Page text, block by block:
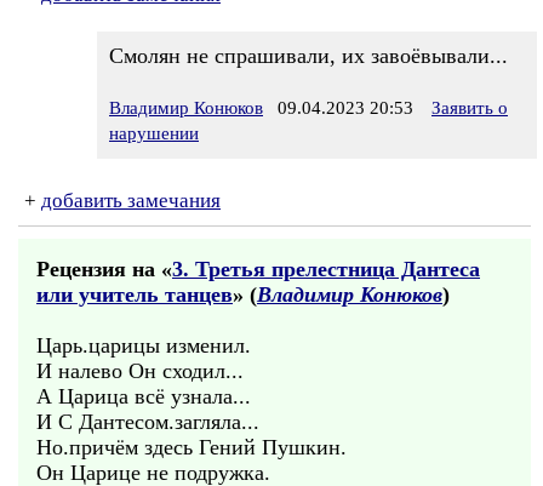
Смолян не спрашивали, их завоёвывали...
Владимир Конюков 09.04.2023 20:53
Заявить о
нарушении
+ добавить замечания
Рецензия на «3. Третья прелестница Дантеса
или учитель танцев» (Владимир Конюков)
Царь.царицы изменил.
И налево Он сходил...
А Царица всё узнала...
И С Дантесом.загляла...
Но.причём здесь Гений Пушкин.
Он Царице не подружка.